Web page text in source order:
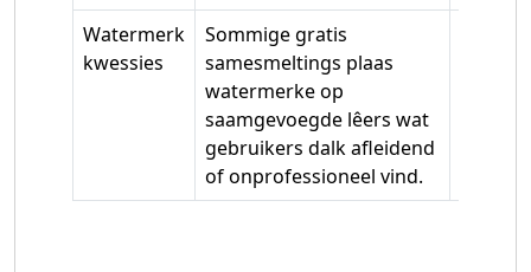
Watermerk
kwessies
Sommige gratis
samesmeltings plaas
watermerke op
saamgevoegde lêers wat
gebruikers dalk afleidend
of onprofessioneel vind.